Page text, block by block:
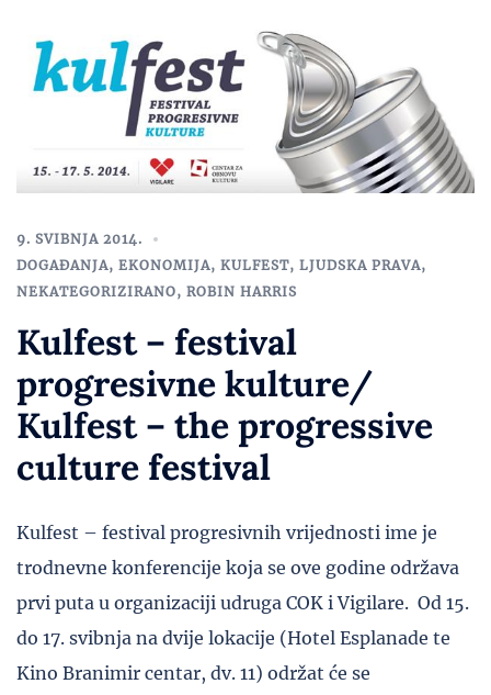
9. SVIBNJA 2014.
DOGAĐANJA, EKONOMIJA, KULFEST, LJUDSKA PRAVA,
NEKATEGORIZIRANO, ROBIN HARRIS
Kulfest – festival
progresivne kulture/
Kulfest – the progressive
culture festival
Kulfest – festival progresivnih vrijednosti ime je
trodnevne konferencije koja se ove godine održava
prvi puta u organizaciji udruga COK i Vigilare. Od 15.
do 17. svibnja na dvije lokacije (Hotel Esplanade te
Kino Branimir centar, dv. 11) održat će se